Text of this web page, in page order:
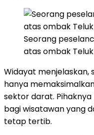
Seorang
atas ombak
Widayat menjelaskan,
hanya
sektor darat.
bagi wisatawan yang
tetap tertib.